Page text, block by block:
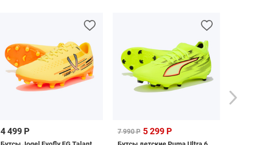
4 499 Р 7 990 Р 5 299 Р